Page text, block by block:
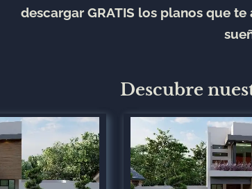
descargar GRATIS los planos que
Descubre